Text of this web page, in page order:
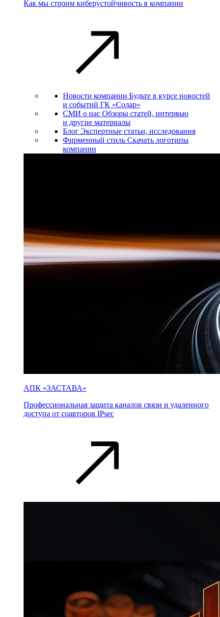
Как мы строим киберустойчивость в компании
Новости компании Будьте в курсе новостей
и событий ГК «Солар»
СМИ о нас Обзоры статей, интервью
и другие материалы
Блог Экспертные статьи, исследования
Фирменный стиль Скачать логотипы
компании
АПК «ЗАСТАВА»
Профессиональная защита каналов связи и удаленного
доступа от соавторов IPsec